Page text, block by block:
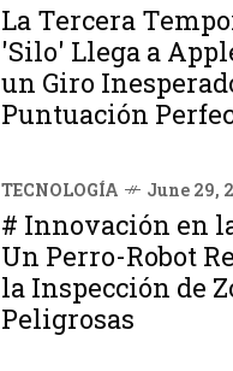
La Tercera
'Silo' Llega a
un Giro
Puntuación
TECNOLOGÍA June 29,
# Innovación en
Un Perro-Robot
la Inspección de
Peligrosas